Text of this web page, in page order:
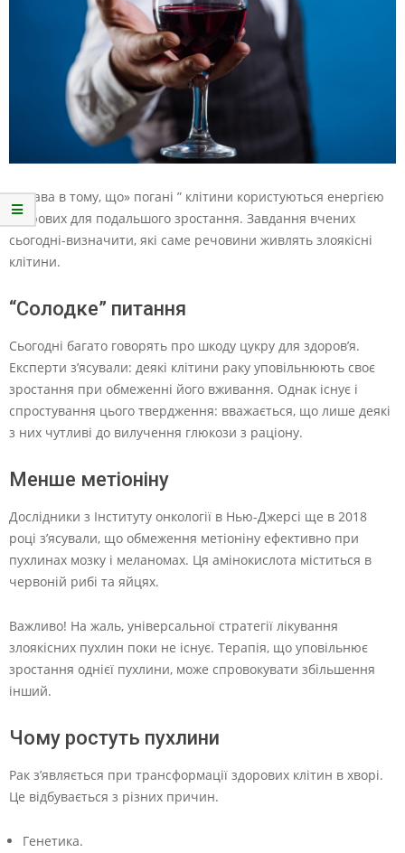
Справа в тому, що» погані ” клітини користуються енергією
здорових для подальшого зростання. Завдання вчених
сьогодні-визначити, які саме речовини живлять злоякісні
клітини.
“Солодке” питання
Сьогодні багато говорять про шкоду цукру для здоров’я.
Експерти з’ясували: деякі клітини раку уповільнюють своє
зростання при обмеженні його вживання. Однак існує і
спростування цього твердження: вважається, що лише деякі
з них чутливі до вилучення глюкози з раціону.
Менше метіоніну
Дослідники з Інституту онкології в Нью-Джерсі ще в 2018
році з’ясували, що обмеження метіоніну ефективно при
пухлинах мозку і меланомах. Ця амінокислота міститься в
червоній рибі та яйцях.
Важливо! На жаль, універсальної стратегії лікування
злоякісних пухлин поки не існує. Терапія, що уповільнює
зростання однієї пухлини, може спровокувати збільшення
інший.
Чому ростуть пухлини
Рак з’являється при трансформації здорових клітин в хворі.
Це відбувається з різних причин.
Генетика.